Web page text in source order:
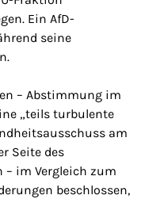
Ein AfD-
seine
– Abstimmung im
„teils turbulente
am
Seite des
– im Vergleich zum
beschlossen,